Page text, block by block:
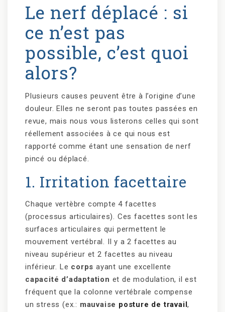
Le nerf déplacé : si
ce n’est pas
possible, c’est quoi
alors?
Plusieurs causes peuvent être à l’origine d’une
douleur. Elles ne seront pas toutes passées en
revue, mais nous vous listerons celles qui sont
réellement associées à ce qui nous est
rapporté comme étant une sensation de nerf
pincé ou déplacé.
1. Irritation facettaire
Chaque vertèbre compte 4 facettes
(processus articulaires). Ces facettes sont les
surfaces articulaires qui permettent le
mouvement vertébral. Il y a 2 facettes au
niveau supérieur et 2 facettes au niveau
inférieur. Le corps ayant une excellente
capacité d’adaptation et de modulation, il est
fréquent que la colonne vertébrale compense
un stress (ex.: mauvaise posture de travail,